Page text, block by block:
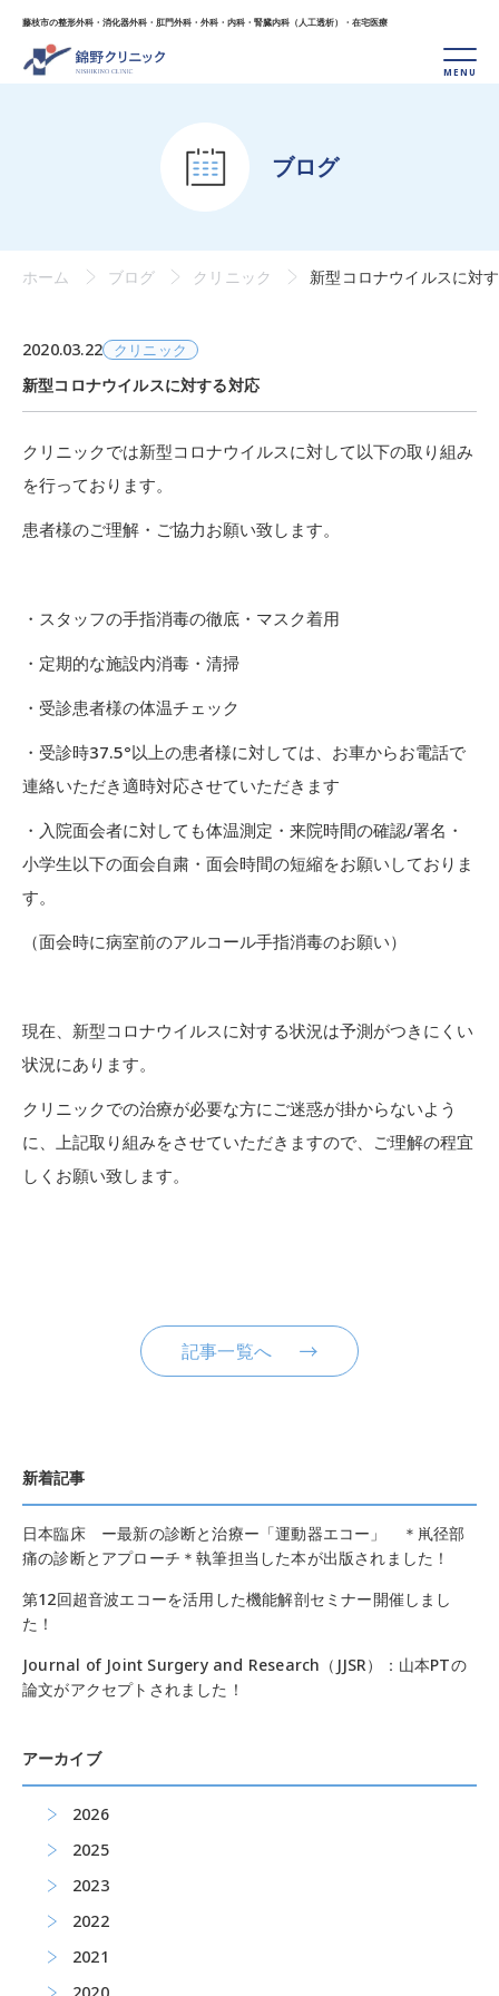
藤枝市の整形外科・消化器外科・肛門外科・外科・ 内科・腎臓内科（人工透析）・在宅医療
ブログ
ホーム ブログ クリニック 新型コロナウイルスに対
2020.03.22 クリニック
新型コロナウイルスに対する対応
クリニックでは新型コロナウイルスに対して以下の取り組み
を行っております。
患者様のご理解・ご協力お願い致します。
・スタッフの手指消毒の徹底・マスク着用
・定期的な施設内消毒・清掃
・受診患者様の体温チェック
・受診時37.5°以上の患者様に対しては、お車からお電話で
連絡いただき適時対応させていただきます
・入院面会者に対しても体温測定・来院時間の確認/署名・
小学生以下の面会自粛・面会時間の短縮をお願いしておりま
す。
（面会時に病室前のアルコール手指消毒のお願い）
現在、新型コロナウイルスに対する状況は予測がつきにくい
状況にあります。
クリニックでの治療が必要な方にご迷惑が掛からないよう
に、上記取り組みをさせていただきますので、ご理解の程宜
しくお願い致します。
記事一覧へ
新着記事
日本臨床 ー最新の診断と治療ー「運動器エコー」 ＊鼡径部
痛の診断とアプローチ＊執筆担当した本が出版されました！
第12回超音波エコーを活用した機能解剖セミナー開催しまし
た！
Journal of Joint Surgery and Research（JJSR）：山本PTの
論文がアクセプトされました！
アーカイブ
2026
2025
2023
2022
2021